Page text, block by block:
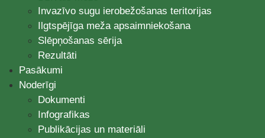
Invazīvo sugu ierobežošanas teritorijas
Ilgtspējīga meža apsaimniekošana
Slēpņošanas sērija
Rezultāti
Pasākumi
Noderīgi
Dokumenti
Infografikas
Publikācijas un materiāli